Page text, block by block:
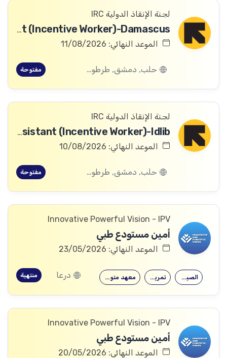
لجنة الإنقاذ الدولية IRC
Logistics Assistant (Incentive Worker)-Damascus
الموعد النهائي: 11/08/2026
حلب, دمشق, طرطوس, ريف دمشق, ديرالزور, درعا, السويداء, إدلب, القنيطرة, اللاذقية, الرقة, حمص, الحسكة, حماة مفتوحة
لجنة الإنقاذ الدولية IRC
Asset Assistant (Incentive Worker)-Idlib
الموعد النهائي: 10/08/2026
حلب, دمشق, طرطوس, ريف دمشق, ديرالزور, درعا, السويداء, إدلب, القنيطرة, اللاذقية, الرقة, حمص, الحسكة, حماة مفتوحة
Innovative Powerful Vision - IPV
أمين مستودع طبي
الموعد النهائي: 23/05/2026
معهد متوسط تمريض الصيدلة درعا منتهية
Innovative Powerful Vision - IPV
أمين مستودع طبي
الموعد النهائي: 20/05/2026